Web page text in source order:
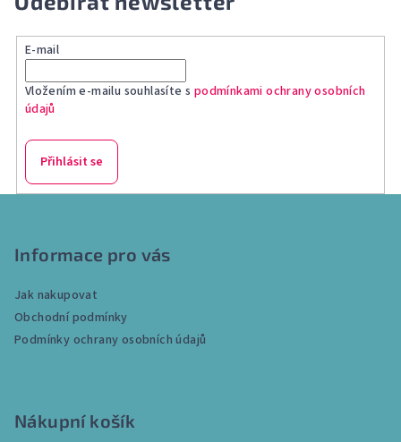
E-mail
Vložením e-mailu souhlasíte s podmínkami ochrany osobních
údajů
Přihlásit se
Informace pro vás
Jak nakupovat
Obchodní podmínky
Podmínky ochrany osobních údajů
Nákupní košík